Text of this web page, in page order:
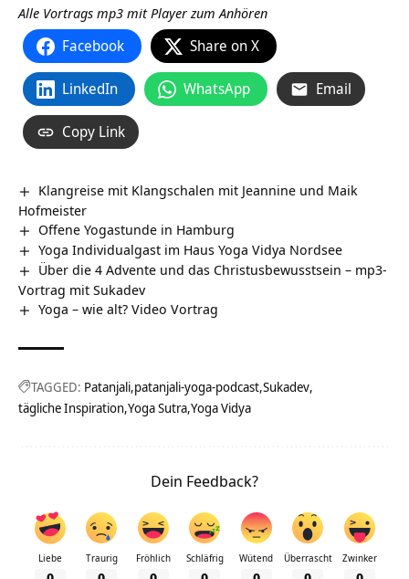
Alle Vortrags mp3 mit Player zum Anhören
Facebook Share on X
LinkedIn WhatsApp Email
Copy Link
Klangreise mit Klangschalen mit Jeannine und Maik
Hofmeister
Offene Yogastunde in Hamburg
Yoga Individualgast im Haus Yoga Vidya Nordsee
Über die 4 Advente und das Christusbewusstsein – mp3-
Vortrag mit Sukadev
Yoga – wie alt? Video Vortrag
TAGGED: Patanjali patanjali-yoga-podcast Sukadev
tägliche Inspiration Yoga Sutra Yoga Vidya
Dein Feedback?
Liebe Traurig Fröhlich Schläfrig Wütend Überrascht Zwinker